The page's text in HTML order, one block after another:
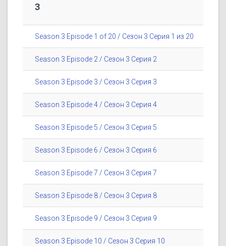
3
Season 3 Episode 1 of 20 / Сезон 3 Серия 1 из 20
Season 3 Episode 2 / Сезон 3 Серия 2
Season 3 Episode 3 / Сезон 3 Серия 3
Season 3 Episode 4 / Сезон 3 Серия 4
Season 3 Episode 5 / Сезон 3 Серия 5
Season 3 Episode 6 / Сезон 3 Серия 6
Season 3 Episode 7 / Сезон 3 Серия 7
Season 3 Episode 8 / Сезон 3 Серия 8
Season 3 Episode 9 / Сезон 3 Серия 9
Season 3 Episode 10 / Сезон 3 Серия 10